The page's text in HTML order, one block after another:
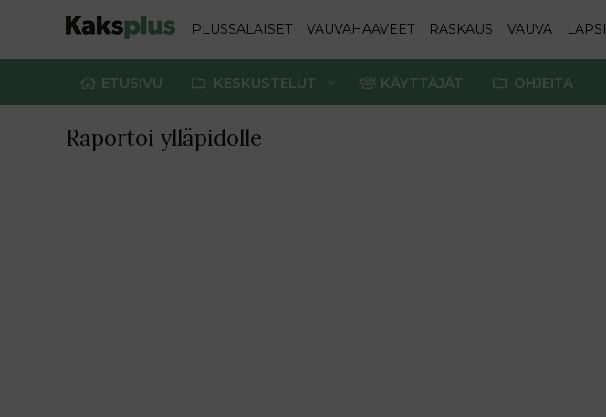
PLUSSALAISET VAUVAHAAVEET RASKAUS VAUVA LAPSI
ETUSIVU KESKUSTELUT KÄYTTÄJÄT OHJEITA
Raportoi ylläpidolle